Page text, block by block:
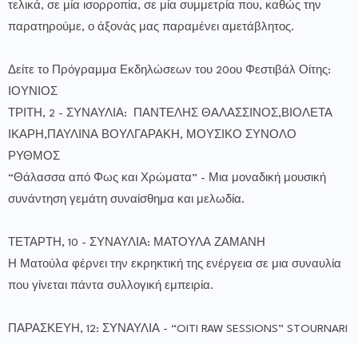
τελικά, σε μία ισορροπία, σε μία συμμετρία που, καθώς την
παρατηρούμε, ο άξονάς μας παραμένει αμετάβλητος.
Δείτε το Πρόγραμμα Εκδηλώσεων του 20ου Φεστιβάλ Οίτης:
ΙΟΥΝΙΟΣ
ΤΡΙΤΗ, 2 - ΣΥΝΑΥΛΙΑ: ΠΑΝΤΕΛΗΣ ΘΑΛΑΣΣΙΝΟΣ,ΒΙΟΛΕΤΑ
ΙΚΑΡΗ,ΠΑΥΛΙΝΑ ΒΟΥΛΓΑΡΑΚΗ, ΜΟΥΣΙΚΟ ΣΥΝΟΛΟ
ΡΥΘΜΟΣ
“Θάλασσα από Φως και Χρώματα” - Μια μοναδική μουσική
συνάντηση γεμάτη συναίσθημα και μελωδία.
ΤΕΤΑΡΤΗ, 10 - ΣΥΝΑΥΛΙΑ: ΜΑΤΟΥΛΑ ΖΑΜΑΝΗ
Η Ματούλα φέρνει την εκρηκτική της ενέργεια σε μια συναυλία
που γίνεται πάντα συλλογική εμπειρία.
ΠΑΡΑΣΚΕΥΗ, 12: ΣΥΝΑΥΛΙΑ - “OITI RAW SESSIONS” STOURNARI